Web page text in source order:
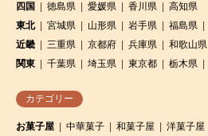
四国
徳島県 愛媛県 香川県
高知県
東北
宮城県 山形県 岩手県 福島県
近畿
三重県 京都府 兵庫県 和歌山県
関東
千葉県 埼玉県 東京都 栃木県
カテゴリー
お菓子屋 中華菓子 和菓子屋 洋菓子屋